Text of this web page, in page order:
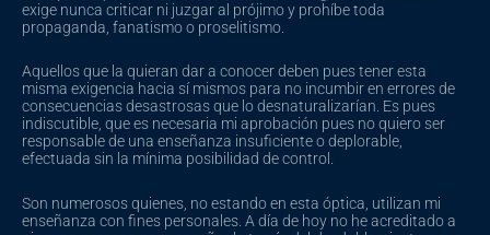
exige nunca criticar ni juzgar al prójimo y prohíbe toda
propaganda, fanatismo o proselitismo.
Aquellos que la quieran dar a conocer deben pues tener esta
misma exigencia hacia sí mismos para no incumbir en errores de
consecuencias desastrosas que lo desnaturalizarían. Es pues
indiscutible, que es necesaria mi aprobación pues no quiero ser
responsable de una enseñanza insuficiente o deplorable,
efectuada sin la mínima posibilidad de control.
Son numerosos quienes, no estando en esta óptica, utilizan mi
enseñanza con fines personales. A día de hoy no he acreditado a